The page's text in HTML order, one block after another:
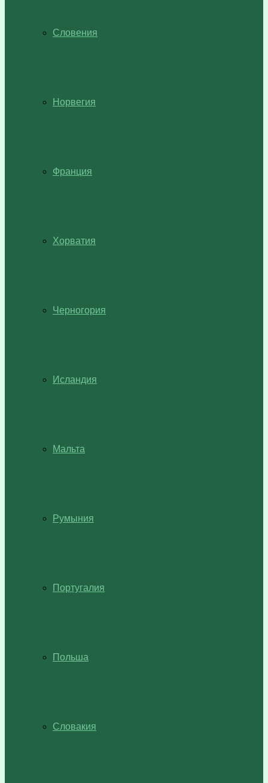
Словения
Норвегия
Франция
Хорватия
Черногория
Исландия
Мальта
Румыния
Португалия
Польша
Словакия